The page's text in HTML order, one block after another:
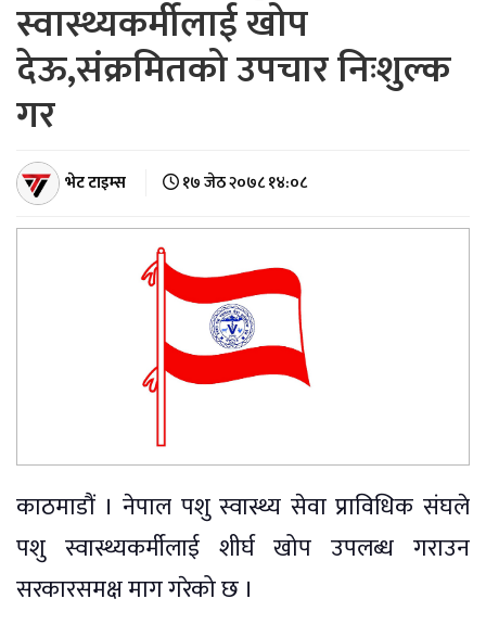
स्वास्थ्यकर्मीलाई खोप
देऊ,संक्रमितको उपचार निःशुल्क
गर
भेट टाइम्स १७ जेठ २०७८ १४:०८
काठमाडौं । नेपाल पशु स्वास्थ्य सेवा प्राविधिक संघले
पशु स्वास्थ्यकर्मीलाई शीर्घ खोप उपलब्ध गराउन
सरकारसमक्ष माग गरेको छ ।